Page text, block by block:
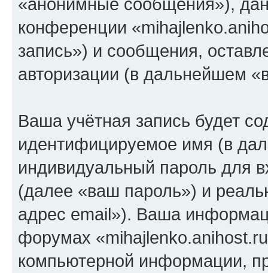
конференции
запись») и сообщения,
авторизации (в дальнейшем
Ваша учётная запись будет
идентифицируемое имя (в
индивидуальный пароль для
(далее «ваш пароль») и
адрес email»). Ваша
форумах
компьютерной информации,